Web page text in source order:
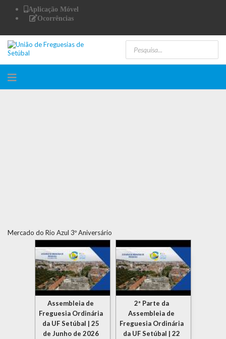
Aplicação Móvel
Ocorrências
Mercado do Rio Azul 3º Aniversário
Assembleia de
Freguesia Ordinária
da UF Setúbal | 25
de Junho de 2026
2ª Parte da
Assembleia de
Freguesia Ordinária
da UF Setúbal | 22